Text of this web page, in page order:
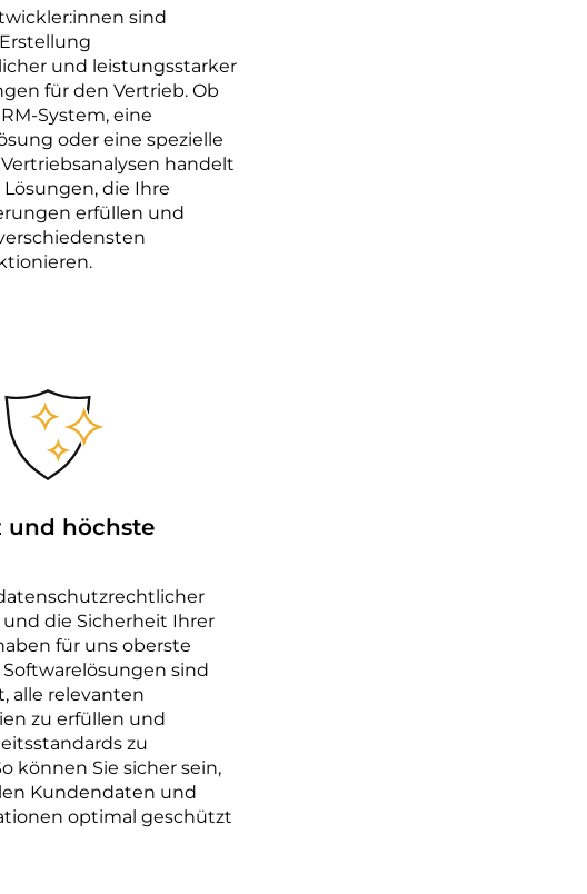
sind
und leistungsstarker
für den Vertrieb. Ob
System, eine
oder eine spezielle
handelt
die Ihre
erfüllen und
und höchste
die Sicherheit Ihrer
für uns oberste
sind
alle relevanten
zu erfüllen und
zu
können Sie sicher sein,
Kundendaten und
optimal geschützt